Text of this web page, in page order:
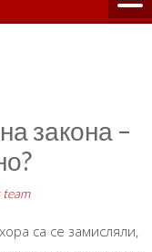
закона –
team
са се замисляли,